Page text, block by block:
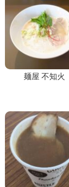
麺屋 不知火